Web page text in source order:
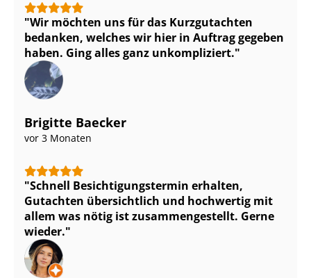
Wir möchten uns für das Kurzgutachten
bedanken, welches wir hier in Auftrag gegeben
haben. Ging alles ganz unkompliziert.
Brigitte Baecker
vor 3 Monaten
Schnell Be­sich­ti­gungs­ter­min erhalten,
Gutachten übersichtlich und hochwertig mit
allem was nötig ist zu­sam­men­ge­stellt. Gerne
wieder.